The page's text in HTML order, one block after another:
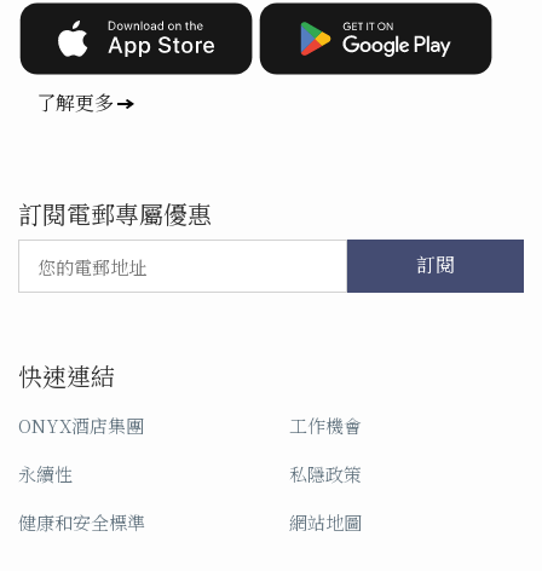
了解更多
訂閱電郵專屬優惠
訂閱
快速連結
ONYX酒店集團
永續性
健康和安全標準
工作機會
私隱政策
網站地圖